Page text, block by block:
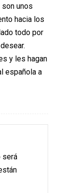
son unos
hacia los
todo por
y les hagan
española a
será